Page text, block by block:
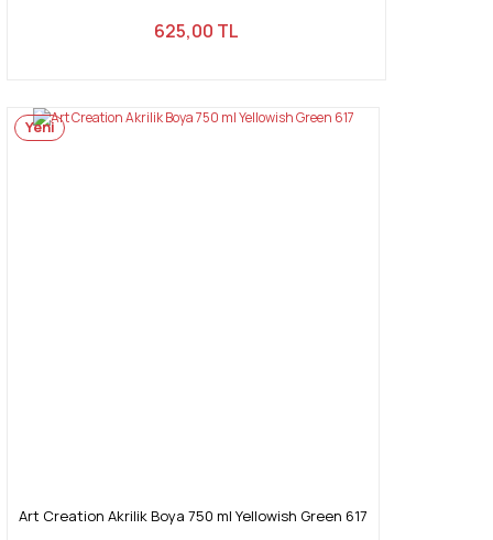
625,00 TL
Yeni
Art Creation Akrilik Boya 750 ml Yellowish Green 617